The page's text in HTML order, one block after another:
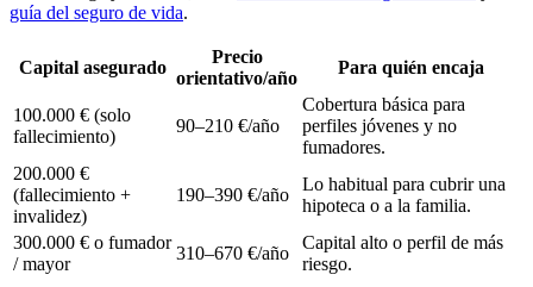
guía del seguro de vida.
Capital asegurado
Precio
orientativo/año
Para quién encaja
100.000 € (solo
fallecimiento)
90–210 €/año
Cobertura básica para
perfiles jóvenes y no
fumadores.
200.000 €
(fallecimiento +
invalidez)
190–390 €/año
Lo habitual para cubrir una
hipoteca o a la familia.
300.000 € o fumador
/ mayor
310–670 €/año
Capital alto o perfil de más
riesgo.